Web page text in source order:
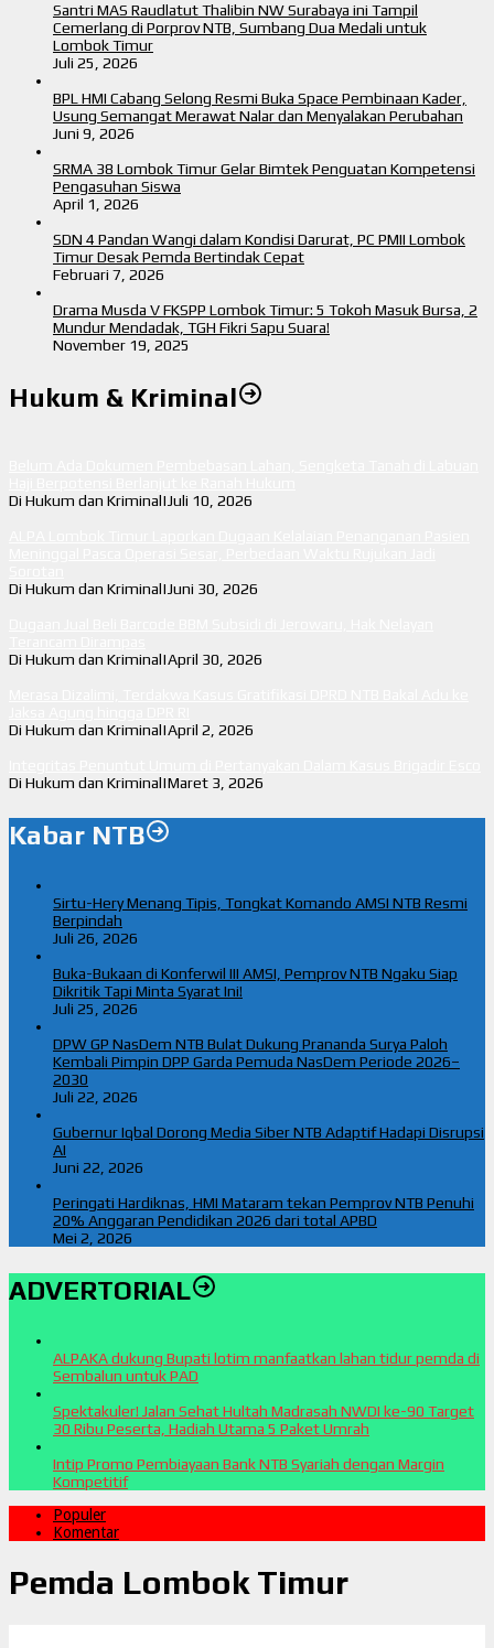
Santri MAS Raudlatut Thalibin NW Surabaya ini Tampil
Cemerlang di Porprov NTB, Sumbang Dua Medali untuk
Lombok Timur
Juli 25, 2026
BPL HMI Cabang Selong Resmi Buka Space Pembinaan Kader,
Usung Semangat Merawat Nalar dan Menyalakan Perubahan
Juni 9, 2026
SRMA 38 Lombok Timur Gelar Bimtek Penguatan Kompetensi
Pengasuhan Siswa
April 1, 2026
SDN 4 Pandan Wangi dalam Kondisi Darurat, PC PMII Lombok
Timur Desak Pemda Bertindak Cepat
Februari 7, 2026
Drama Musda V FKSPP Lombok Timur: 5 Tokoh Masuk Bursa, 2
Mundur Mendadak, TGH Fikri Sapu Suara!
November 19, 2025
Hukum & Kriminal
Di Hukum dan Kriminal|Juli 10, 2026
Di Hukum dan Kriminal|Juni 30, 2026
Di Hukum dan Kriminal|April 30, 2026
Di Hukum dan Kriminal|April 2, 2026
Di Hukum dan Kriminal|Maret 3, 2026
Kabar NTB
Sirtu-Hery Menang Tipis, Tongkat Komando AMSI NTB Resmi
Berpindah
Juli 26, 2026
Buka-Bukaan di Konferwil III AMSI, Pemprov NTB Ngaku Siap
Dikritik Tapi Minta Syarat Ini!
Juli 25, 2026
DPW GP NasDem NTB Bulat Dukung Prananda Surya Paloh
Kembali Pimpin DPP Garda Pemuda NasDem Periode 2026–
2030
Juli 22, 2026
Gubernur Iqbal Dorong Media Siber NTB Adaptif Hadapi Disrupsi
AI
Juni 22, 2026
Peringati Hardiknas, HMI Mataram tekan Pemprov NTB Penuhi
20% Anggaran Pendidikan 2026 dari total APBD
Mei 2, 2026
ADVERTORIAL
ALPAKA dukung Bupati lotim manfaatkan lahan tidur pemda di
Sembalun untuk PAD
Spektakuler! Jalan Sehat Hultah Madrasah NWDI ke-90 Target
30 Ribu Peserta, Hadiah Utama 5 Paket Umrah
Intip Promo Pembiayaan Bank NTB Syariah dengan Margin
Kompetitif
Populer
Komentar
Pemda Lombok Timur